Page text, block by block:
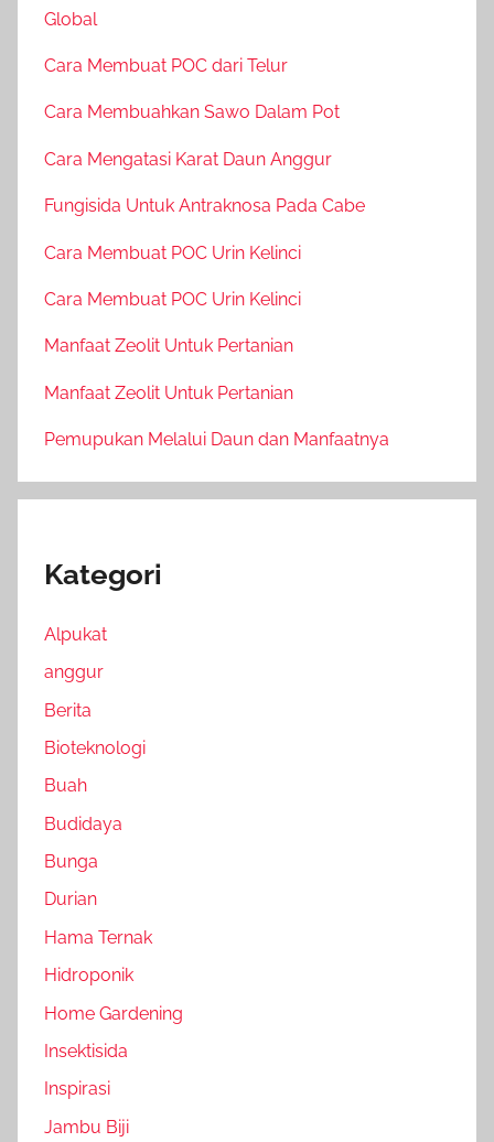
Global
Cara Membuat POC dari Telur
Cara Membuahkan Sawo Dalam Pot
Cara Mengatasi Karat Daun Anggur
Fungisida Untuk Antraknosa Pada Cabe
Cara Membuat POC Urin Kelinci
Cara Membuat POC Urin Kelinci
Manfaat Zeolit Untuk Pertanian
Manfaat Zeolit Untuk Pertanian
Pemupukan Melalui Daun dan Manfaatnya
Kategori
Alpukat
anggur
Berita
Bioteknologi
Buah
Budidaya
Bunga
Durian
Hama Ternak
Hidroponik
Home Gardening
Insektisida
Inspirasi
Jambu Biji